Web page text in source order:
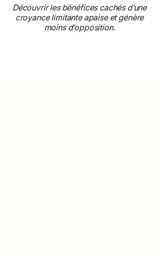
Découvrir les bénéfices cachés d’une
croyance limitante apaise et génère
moins d’opposition.